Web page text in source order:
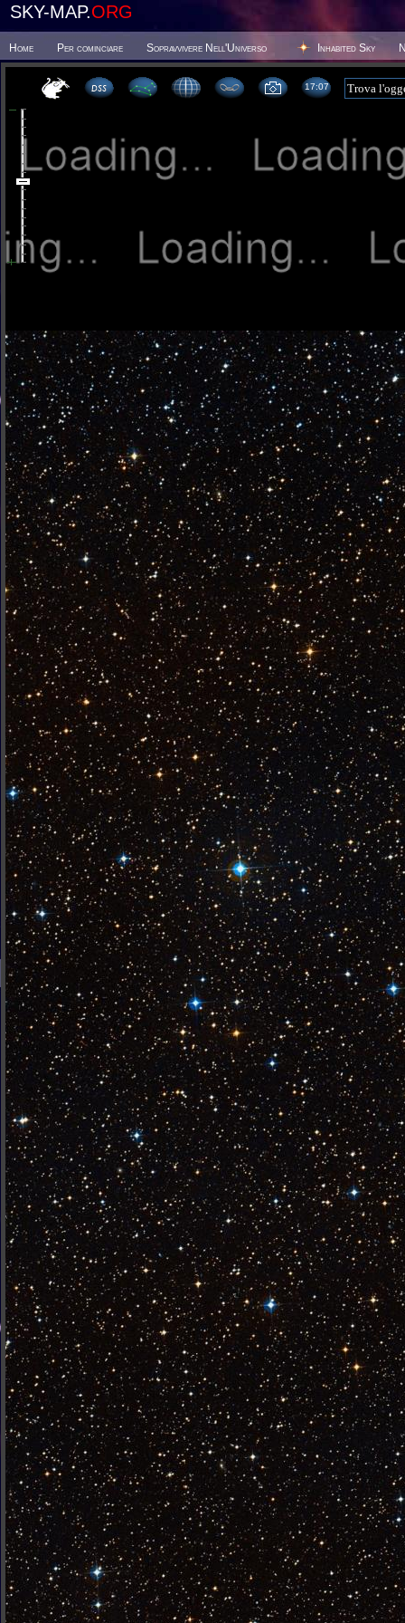
SKY-MAP.ORG
Home Per cominciare Sopravvivere Nell'Universo Inhabited Sky
17 07